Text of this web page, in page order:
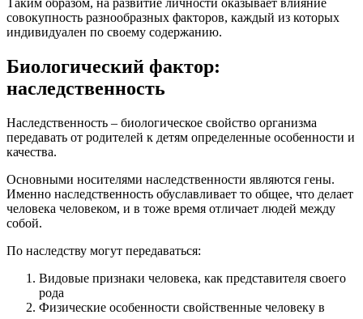
Таким образом, на развитие личности оказывает влияние
совокупность разнообразных факторов, каждый из которых
индивидуален по своему содержанию.
Биологический фактор:
наследственность
Наследственность – биологическое свойство организма
передавать от родителей к детям определенные особенности и
качества.
Основными носителями наследственности являются гены.
Именно наследственность обуславливает то общее, что делает
человека человеком, и в тоже время отличает людей между
собой.
По наследству могут передаваться:
Видовые признаки человека, как представителя своего
рода
Физические особенности свойственные человеку в